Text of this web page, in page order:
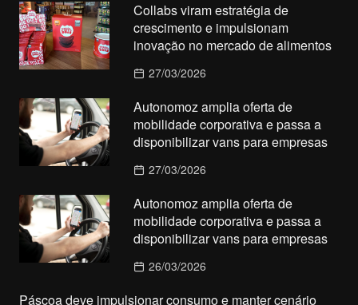
Collabs viram estratégia de
crescimento e impulsionam
inovação no mercado de alimentos
27/03/2026
Autonomoz amplia oferta de
mobilidade corporativa e passa a
disponibilizar vans para empresas
27/03/2026
Autonomoz amplia oferta de
mobilidade corporativa e passa a
disponibilizar vans para empresas
26/03/2026
Páscoa deve impulsionar consumo e manter cenário